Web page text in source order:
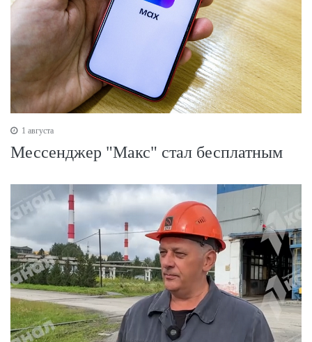
1 августа
Мессенджер "Макс" стал бесплатным